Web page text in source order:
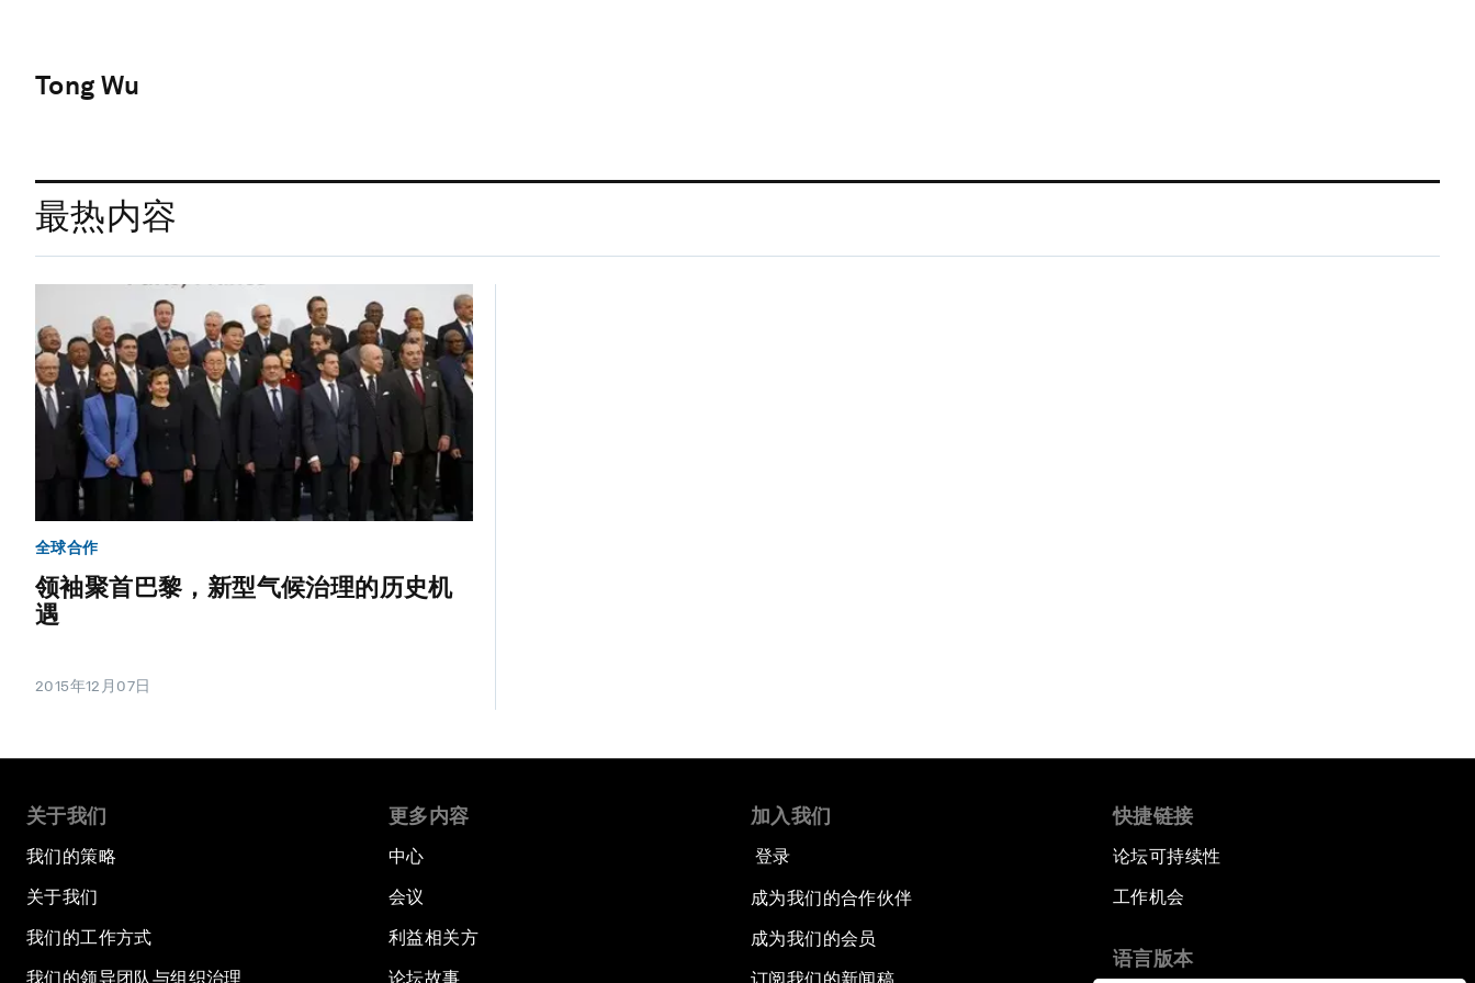
Tong Wu
最热内容
全球合作
领袖聚首巴黎，新型气候治理的历史机
遇
2015年12月07日
关于我们
我们的策略
关于我们
我们的工作方式
我们的领导团队与组织治理
更多内容
中心
会议
利益相关方
论坛故事
加入我们
登录
成为我们的合作伙伴
成为我们的会员
快捷链接
论坛可持续性
工作机会
语言版本